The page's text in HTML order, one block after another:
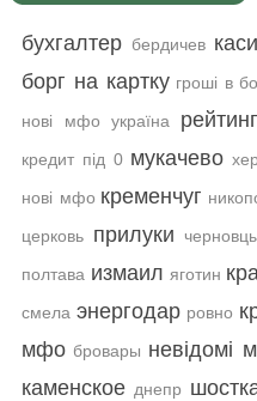
бухгалтер бердичев
борг на картку гроші в
нові мфо україна
кредит під 0 мукачево
нові мфо кременчуг
церковь прилуки
полтава измаил яготин
смела энергодар ровно
мфо бровары невідомі
каменское днепр